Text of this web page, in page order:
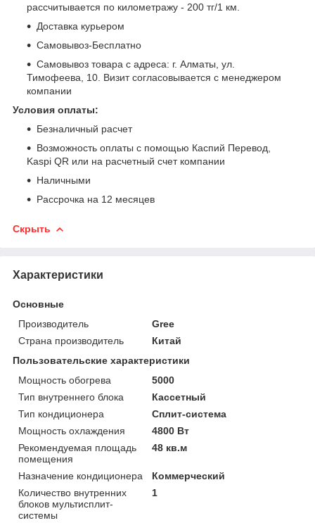
рассчитывается по километражу - 200 тг/1 км.
Доставка курьером
Самовывоз-Бесплатно
Самовывоз товара с адреса: г. Алматы, ул.
Тимофеева, 10. Визит согласовывается с менеджером
компании
Условия оплаты:
Безналичный расчет
Возможность оплаты с помощью Каспий Перевод,
Kaspi QR или на расчетный счет компании
Наличными
Рассрочка на 12 месяцев
Скрыть
Характеристики
Основные
Производитель
Gree
Страна производитель
Китай
Пользовательские характеристики
Мощность обогрева
5000
Тип внутреннего блока
Кассетный
Тип кондиционера
Сплит-система
Мощность охлаждения
4800 Вт
Рекомендуемая площадь
помещения
48 кв.м
Назначение кондиционера
Коммерческий
Количество внутренних
блоков мультисплит-
системы
1